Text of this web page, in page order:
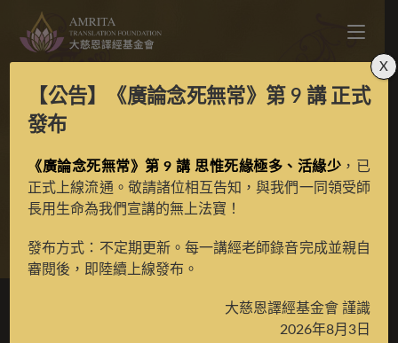
寶生百法之四大天王之
增長天王彩唐
寶生百法之四大天王之增長
【公告】 《廣論念死無常》第 9 講正式
發布
《廣論念死無常》第 9 講 思惟死緣極多、活緣少 ，已
正式上線流通。敬請諸位相互告知，與我們一同領受師
長用生命為我們宣講的無上法寶！
發布方式：不定期更新。每一講經老師錄音完成並親自
審閱後，即陸續上線發布。
大慈恩譯經基金會 謹識
2026年8月3日
X